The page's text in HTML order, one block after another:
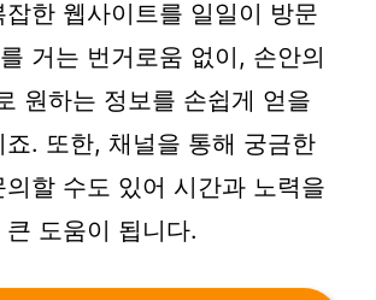
한 웹사이트를 일일이 방문
거는 번거로움 없이, 손안의
원하는 정보를 손쉽게 얻을
죠. 또한, 채널을 통해 궁금한
할 수도 있어 시간과 노력을
도움이 됩니다.